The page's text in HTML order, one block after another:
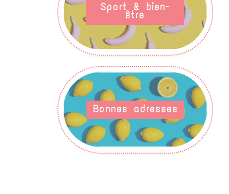
Sport & bien-
être
Bonnes adresses